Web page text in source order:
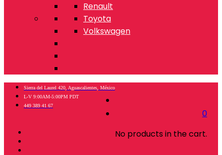
Renault
Toyota
Volkswagen
0
No products in the cart.
Sierra del Laurel 420, Aguascalientes, México
L-V 9:00AM-5:00PM PDT
449 389 41 67